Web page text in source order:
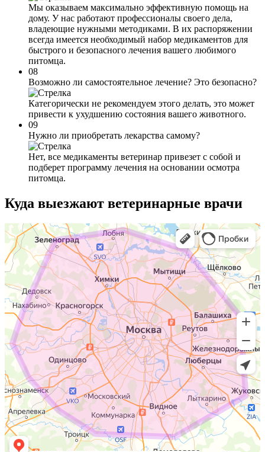
Мы оказываем максимально эффективную помощь на
дому. У нас работают профессионалы своего дела,
владеющие нужными методиками. В их распоряжении
всегда имеется необходимый набор медикаментов для
быстрого и безопасного лечения вашего любимого
питомца.
08
Возможно ли самостоятельное лечение? Это безопасно?
Категорически не рекомендуем этого делать, это может
привести к ухудшению состояния вашего животного.
09
Нужно ли приобретать лекарства самому?
Нет, все медикаменты ветеринар привезет с собой и
подберет программу лечения на основании осмотра
питомца.
Куда выезжают ветеринарные врачи